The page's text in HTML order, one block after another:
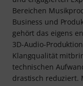
Bereichen
Business und
gehört das eigens
3D-Audio-
Klangqualität
technischen
drastisch reduziert.